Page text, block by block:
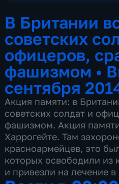
В Британии
советских
офицеров,
фашизмом •
сентября
Акция памяти: в
советских солдат и
фашизмом. Акция
Харрогейте. Там
красноармейцев, это
которых освободили из
и привезли на лечение